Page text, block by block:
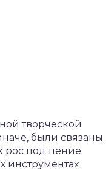
творческой
были связаны
рос под пение
инструментах